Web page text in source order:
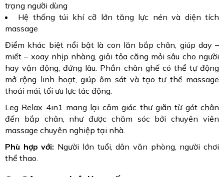
trạng người dùng
Hệ thống túi khí cỡ lớn tăng lực nén và diện tích
massage
Điểm khác biệt nổi bật là con lăn bắp chân, giúp day –
miết – xoay nhịp nhàng, giải tỏa căng mỏi sâu cho người
hay vận động, đứng lâu. Phần chân ghế có thể tự động
mở rộng linh hoạt, giúp ôm sát và tạo tư thế massage
thoải mái, tối ưu lực tác động.
Leg Relax 4in1 mang lại cảm giác thư giãn từ gót chân
đến bắp chân, như được chăm sóc bởi chuyên viên
massage chuyên nghiệp tại nhà.
Phù hợp với: Người lớn tuổi, dân văn phòng, người chơi
thể thao.